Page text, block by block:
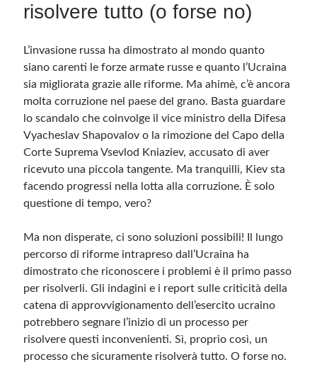
risolvere tutto (o forse no)
L’invasione russa ha dimostrato al mondo quanto
siano carenti le forze armate russe e quanto l’Ucraina
sia migliorata grazie alle riforme. Ma ahimè, c’è ancora
molta corruzione nel paese del grano. Basta guardare
lo scandalo che coinvolge il vice ministro della Difesa
Vyacheslav Shapovalov o la rimozione del Capo della
Corte Suprema Vsevlod Kniaziev, accusato di aver
ricevuto una piccola tangente. Ma tranquilli, Kiev sta
facendo progressi nella lotta alla corruzione. È solo
questione di tempo, vero?
Ma non disperate, ci sono soluzioni possibili! Il lungo
percorso di riforme intrapreso dall’Ucraina ha
dimostrato che riconoscere i problemi è il primo passo
per risolverli. Gli indagini e i report sulle criticità della
catena di approvvigionamento dell’esercito ucraino
potrebbero segnare l’inizio di un processo per
risolvere questi inconvenienti. Sì, proprio così, un
processo che sicuramente risolverà tutto. O forse no.